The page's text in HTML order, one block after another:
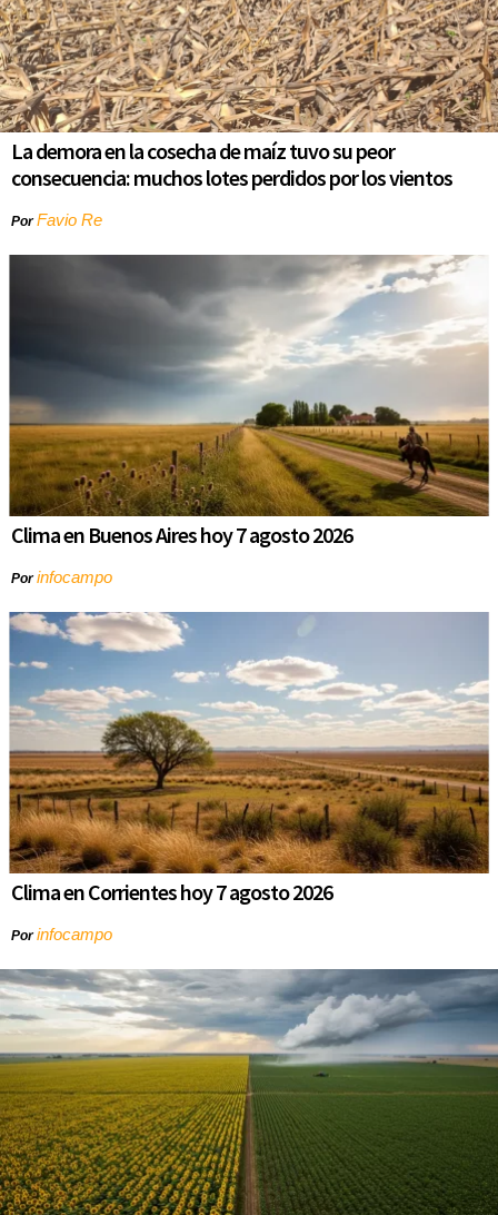
La demora en la cosecha de maíz tuvo su peor
consecuencia: muchos lotes perdidos por los vientos
PorFavio Re
Clima en Buenos Aires hoy 7 agosto 2026
Porinfocampo
Clima en Corrientes hoy 7 agosto 2026
Porinfocampo